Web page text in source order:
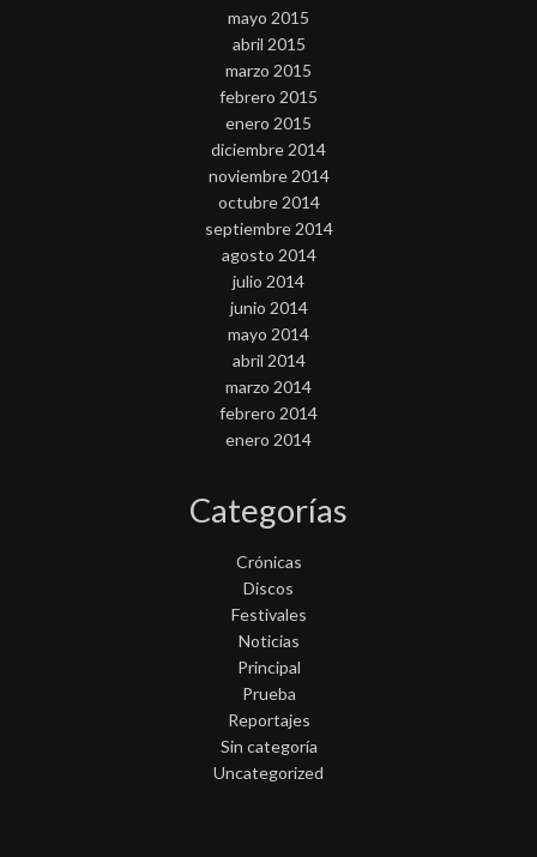
mayo 2015
abril 2015
marzo 2015
febrero 2015
enero 2015
diciembre 2014
noviembre 2014
octubre 2014
septiembre 2014
agosto 2014
julio 2014
junio 2014
mayo 2014
abril 2014
marzo 2014
febrero 2014
enero 2014
Categorías
Crónicas
Discos
Festivales
Noticias
Principal
Prueba
Reportajes
Sin categoría
Uncategorized